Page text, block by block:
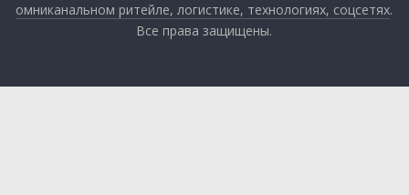
омниканальном ритейле, логистике, технологиях, соцсетях.
Все права защищены.